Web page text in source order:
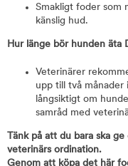
Smakligt foder som
känslig hud.
Hur länge bör hunden äta
Veterinärer
upp till två
långsiktigt om
samråd med
Tänk på att du bara ska
veterinärs ordination.
Genom att köpa det här